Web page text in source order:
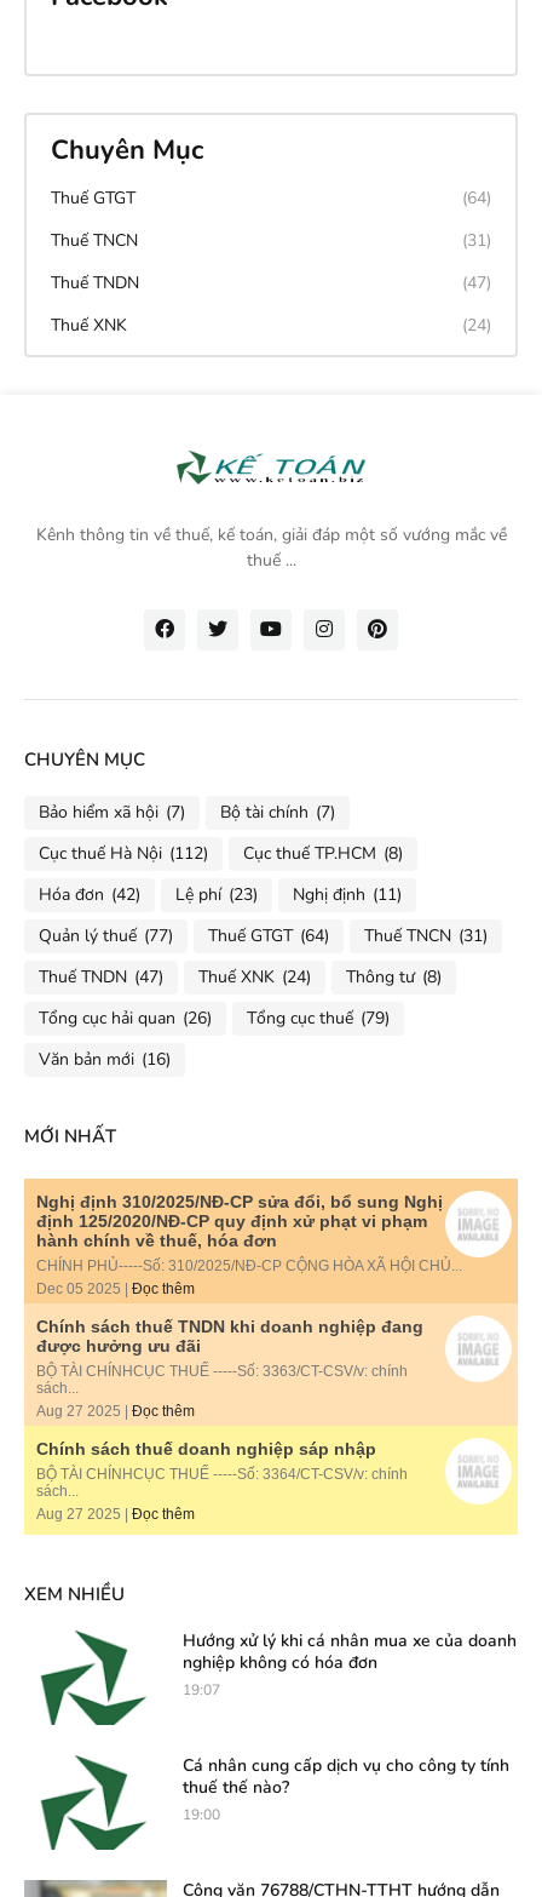
Chuyên Mục
Thuế GTGT
(64)
Thuế TNCN
(31)
Thuế TNDN
(47)
Thuế XNK
(24)
Kênh thông tin về thuế, kế toán, giải đáp một số vướng mắc về
thuế ...
CHUYÊN MỤC
Bảo hiểm xã hội (7) Bộ tài chính (7)
Cục thuế Hà Nội (112) Cục thuế TP.HCM (8)
Hóa đơn (42) Lệ phí (23) Nghị định (11)
Quản lý thuế (77) Thuế GTGT (64) Thuế TNCN (31)
Thuế TNDN (47) Thuế XNK (24) Thông tư (8)
Tổng cục hải quan (26) Tổng cục thuế (79)
Văn bản mới (16)
MỚI NHẤT
Nghị định 310/2025/NĐ-CP sửa đổi, bổ sung Nghị
định 125/2020/NĐ-CP quy định xử phạt vi phạm
hành chính về thuế, hóa đơn
CHÍNH PHỦ-----Số: 310/2025/NĐ-CP CỘNG HÒA XÃ HỘI CHỦ...
Dec 05 2025 | Đọc thêm
Chính sách thuế TNDN khi doanh nghiệp đang
được hưởng ưu đãi
BỘ TÀI CHÍNHCỤC THUẾ -----Số: 3363/CT-CSV/v: chính
sách...
Aug 27 2025 | Đọc thêm
Chính sách thuế doanh nghiệp sáp nhập
BỘ TÀI CHÍNHCỤC THUẾ -----Số: 3364/CT-CSV/v: chính
sách...
Aug 27 2025 | Đọc thêm
XEM NHIỀU
Hướng xử lý khi cá nhân mua xe của doanh
nghiệp không có hóa đơn
19:07
Cá nhân cung cấp dịch vụ cho công ty tính
thuế thế nào?
19:00
Công văn 76788/CTHN-TTHT hướng dẫn